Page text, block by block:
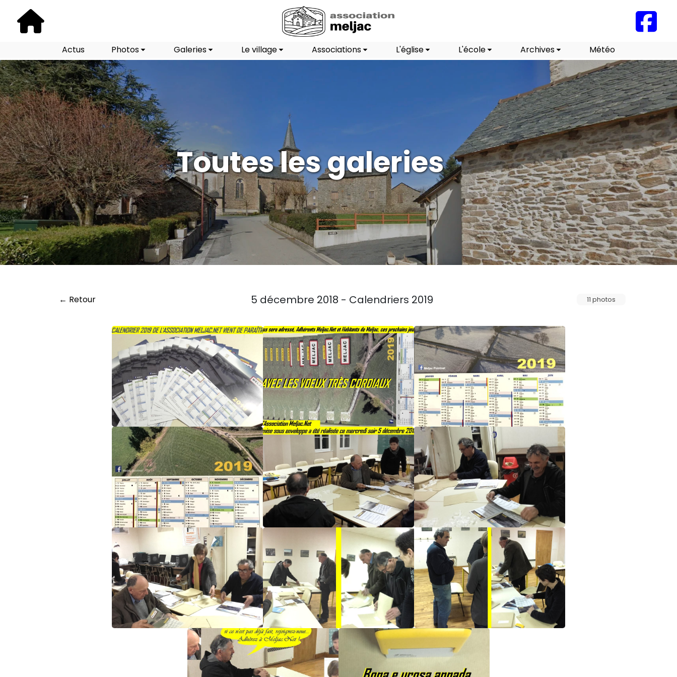
Actus Photos Galeries Le village Associations L'église L'école Archives Météo
Toutes les galeries
← Retour 5 décembre 2018 - Calendriers 2019 11 photos